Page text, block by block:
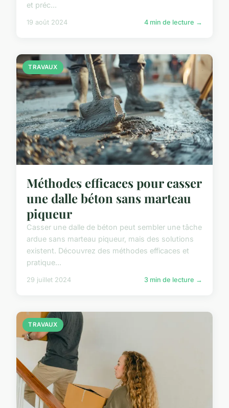
et préc...
19 août 2024 4 min de lecture →
TRAVAUX
Méthodes efficaces pour casser
une dalle béton sans marteau
piqueur
Casser une dalle de béton peut sembler une tâche
ardue sans marteau piqueur, mais des solutions
existent. Découvrez des méthodes efficaces et
pratique...
29 juillet 2024 3 min de lecture →
TRAVAUX